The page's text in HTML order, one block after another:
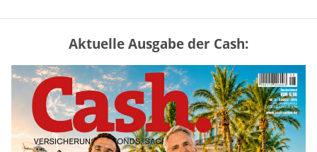
„Jung kauft Alt“ 2026: Neue Förderung im
Überblick – Tabelle mit Kreditbeträgen
und Einkommensgrenzen
mehr
Aktuelle Ausgabe der Cash: